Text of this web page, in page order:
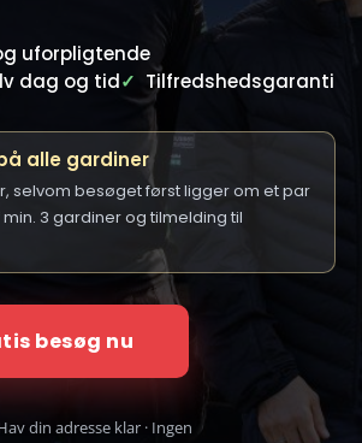
uforpligtende
dag og tid✓ Tilfredshedsgaranti
alle gardiner
selvom besøget først ligger om et par
3 gardiner og tilmelding til
besøg nu
din adresse klar · Ingen